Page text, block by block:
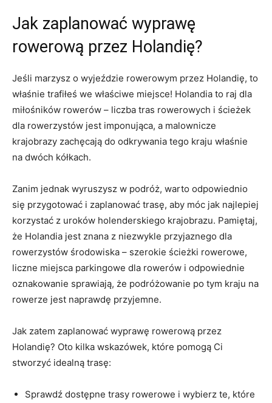
Jak zaplanować wyprawę
‌rowerową przez Holandię?
Jeśli marzysz o wyjeździe rowerowym⁣ przez Holandię, to
właśnie⁤ trafiłeś ‍we właściwe miejsce! Holandia to raj⁢ dla‌
miłośników⁢ rowerów – liczba tras rowerowych i ścieżek
dla rowerzystów jest imponująca, a malownicze
krajobrazy⁢ zachęcają do odkrywania tego kraju właśnie‌
na dwóch ​kółkach.
Zanim jednak wyruszysz w podróż, warto odpowiednio
się ‍przygotować i zaplanować trasę, aby móc jak najlepiej
korzystać z uroków holenderskiego krajobrazu. Pamiętaj,
że Holandia jest znana z niezwykle przyjaznego dla‍
rowerzystów środowiska – szerokie⁤ ścieżki⁢ rowerowe,
liczne miejsca ​parkingowe dla rowerów i odpowiednie
oznakowanie sprawiają, że podróżowanie po tym kraju na
rowerze jest naprawdę⁣ przyjemne.
Jak zatem zaplanować wyprawę rowerową ⁢przez
Holandię? Oto kilka ​wskazówek, które pomogą Ci
stworzyć⁤ idealną trasę:
Sprawdź​ dostępne‍ trasy‍ rowerowe i wybierz ‌te, które